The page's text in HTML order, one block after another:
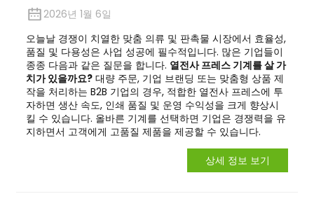
2026년 1월 6일
오늘날 경쟁이 치열한 맞춤 의류 및 판촉물 시장에서 효율성,
품질 및 다용성은 사업 성공에 필수적입니다. 많은 기업들이
종종 다음과 같은 질문을 합니다. 열전사 프레스 기계를 살 가
치가 있을까요?대량 주문, 기업 브랜딩 또는 맞춤형 상품 제
작을 처리하는 B2B 기업의 경우, 적합한 열전사 프레스에 투
자하면 생산 속도, 인쇄 품질 및 운영 수익성을 크게 향상시
킬 수 있습니다. 올바른 기계를 선택하면 기업은 경쟁력을 유
지하면서 고객에게 고품질 제품을 제공할 수 있습니다.
상세 정보 보기